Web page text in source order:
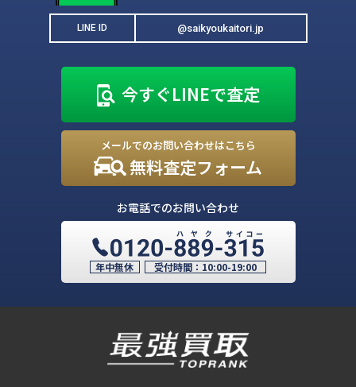
LINE ID @saikyoukaitori.jp
今すぐLINEで査定
メールでのお問い合わせはこちら
無料査定フォーム
お電話でのお問い合わせ
年中無休 受付時間： 10:00-19:00